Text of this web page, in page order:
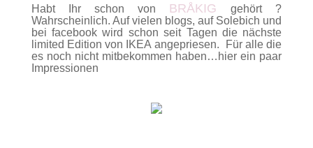
Habt Ihr schon von BRÅKIGgehört ?
Wahrscheinlich. Auf vielen blogs, auf Solebich und
bei facebook wird schon seit Tagen die nächste
limited Edition von IKEA angepriesen. Für alle die
es noch nicht mitbekommen haben…hier ein paar
Impressionen